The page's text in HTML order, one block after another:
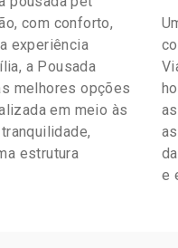
com conforto,
experiência
a Pousada
melhores opções
em meio às
estrutura
e